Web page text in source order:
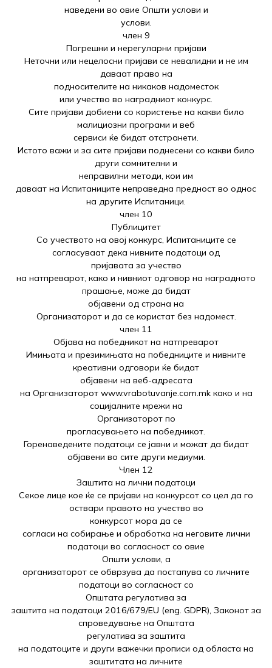
наведени во овие Општи услови и
услови.
член 9
Погрешни и нерегуларни пријави
Неточни или нецелосни пријави се невалидни и не им
даваат право на
подносителите на никаков надоместок
или учество во наградниот конкурс.
Сите пријави добиени со користење на какви било
малициозни програми и веб
сервиси ќе бидат отстранети.
Истото важи и за сите пријави поднесени со какви било
други сомнителни и
неправилни методи, кои им
даваат на Испитаниците неправедна предност во однос
на другите Испитаници.
член 10
Публицитет
Со учеството на овој конкурс, Испитаниците се
согласуваат дека нивните податоци од
пријавата за учество
на натпреварот, како и нивниот одговор на наградното
прашање, може да бидат
објавени од страна на
Организаторот и да се користат без надомест.
член 11
Објава на победникот на натпреварот
Имињата и презимињата на победниците и нивните
креативни одговори ќе бидат
објавени на веб-адресата
на Организаторот www.vrabotuvanje.com.mk како и на
социјалните мрежи на
Организаторот по
прогласувањето на победникот.
Горенаведените податоци се јавни и можат да бидат
објавени во сите други медиуми.
Член 12
Заштита на лични податоци
Секое лице кое ќе се пријави на конкурсот со цел да го
оствари правото на учество во
конкурсот мора да се
согласи на собирање и обработка на неговите лични
податоци во согласност со овие
Општи услови, а
организаторот се обврзува да постапува со личните
податоци во согласност со
Општата регулатива за
заштита на податоци 2016/679/EU (eng. GDPR), Законот за
спроведување на Општата
регулатива за заштита
на податоците и други важечки прописи од областа на
заштитата на личните